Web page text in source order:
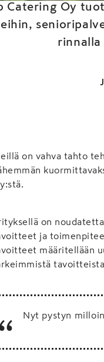
Catering Oy
rinnalla
on vahva tahto
on
ja
määritellään
Nyt pystyn